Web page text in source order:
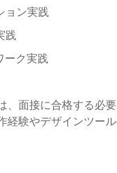
ョン実践
践
ーク実践
、面接に合格する必
経験やデザインツー